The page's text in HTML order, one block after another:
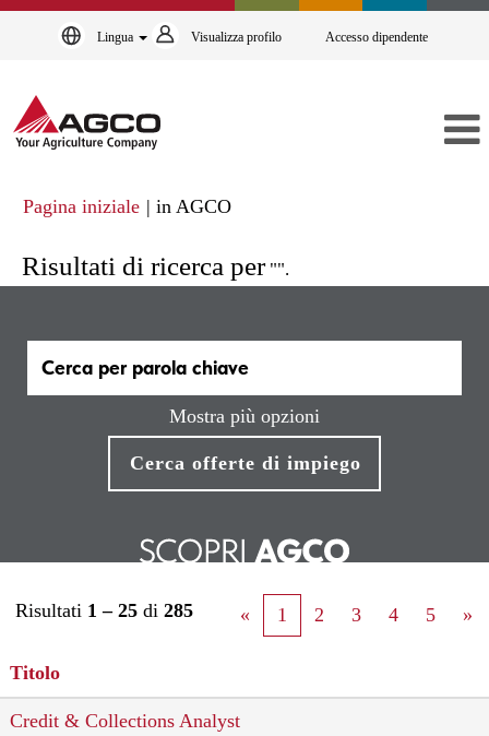
Lingua Visualizza profilo Accesso dipendente
Pagina iniziale | in AGCO(pagina
Risultati di ricerca per"".
Mostra più opzioni
Risultati 1 – 25 di 285 « 1 2 3 4 5 »
Titolo
Credit & Collections Analyst